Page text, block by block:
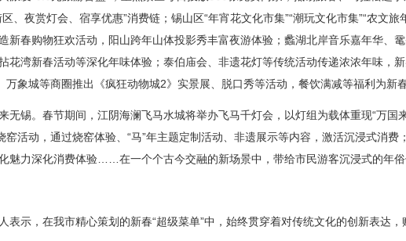
、夜赏灯会、宿享优惠”消费链；锡山区“年宵花文化市集”“潮玩文化市集”“农文
新春购物狂欢活动，阳山跨年山体投影秀丰富夜游体验；蠡湖北岸音乐嘉年华、
花湾新春活动等深化年味体验；泰伯庙会、非遗花灯等传统活动传递浓浓年味，
万象城等商圈推出《疯狂动物城2》实景展、脱口秀等活动，餐饮满减等福利为新
锡。春节期间，江阴海澜飞马水城将举办飞马千灯会，以灯组为载体重现“万国
窑活动，通过烧窑体验、“马”年主题定制活动、非遗展示等内容，激活沉浸式消费
魅力深化消费体验……在一个个古今交融的新场景中，带给市民游客沉浸式的年俗
示，在我市精心策划的新春“超级菜单”中，始终贯穿着对传统文化的创新表达，